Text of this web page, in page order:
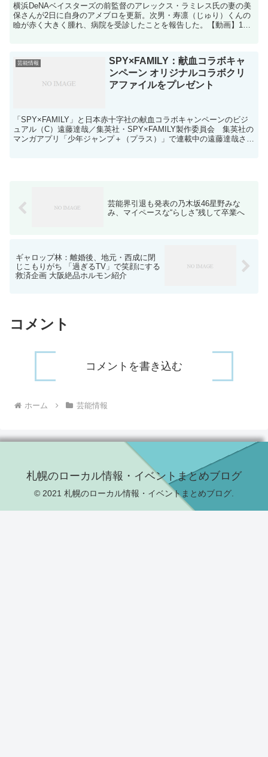
横浜DeNAベイスターズの前監督のアレックス・ラミレス氏の妻の美
保さんが2日に自身のアメブロを更新。次男・寿凛（じゅり）くんの
瞼が赤く大きく腫れ、病院を受診したことを報告した。【動画】1歳
芸能情報
SPY×FAMILY：献血コラボキャ
ンペーン オリジナルコラボクリ
アファイルをプレゼント
「SPY×FAMILY」と日本赤十字社の献血コラボキャンペーンのビジ
ュアル（C）遠藤達哉／集英社・SPY×FAMILY製作委員会 集英社の
マンガアプリ「少年ジャンプ＋（プラス）」で連載中の遠藤達哉さん
芸能界引退も発表の乃木坂46星野みな
み、マイペースな“らしさ”残して卒業へ
ギャロップ林：離婚後、地元・西成に閉
じこもりがち 「過ぎるTV」で笑顔にする
救済企画 大阪絶品ホルモン紹介
コメント
コメントを書き込む
ホーム 芸能情報
札幌のローカル情報・イベントまとめブログ
© 2021 札幌のローカル情報・イベントまとめブログ.